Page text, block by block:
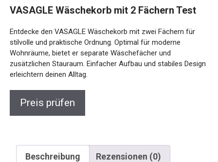
VASAGLE Wäschekorb mit 2 Fächern Test
Entdecke den VASAGLE Wäschekorb mit zwei Fächern für
stilvolle und praktische Ordnung. Optimal für moderne
Wohnräume, bietet er separate Wäschefächer und
zusätzlichen Stauraum. Einfacher Aufbau und stabiles Design
erleichtern deinen Alltag.
Preis prüfen
Beschreibung Rezensionen (0)